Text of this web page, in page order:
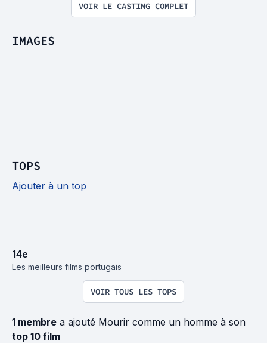
VOIR LE CASTING COMPLET
IMAGES
TOPS
Ajouter à un top
14e
Les meilleurs films portugais
VOIR TOUS LES TOPS
1 membre a ajouté Mourir comme un homme à son
top 10 film